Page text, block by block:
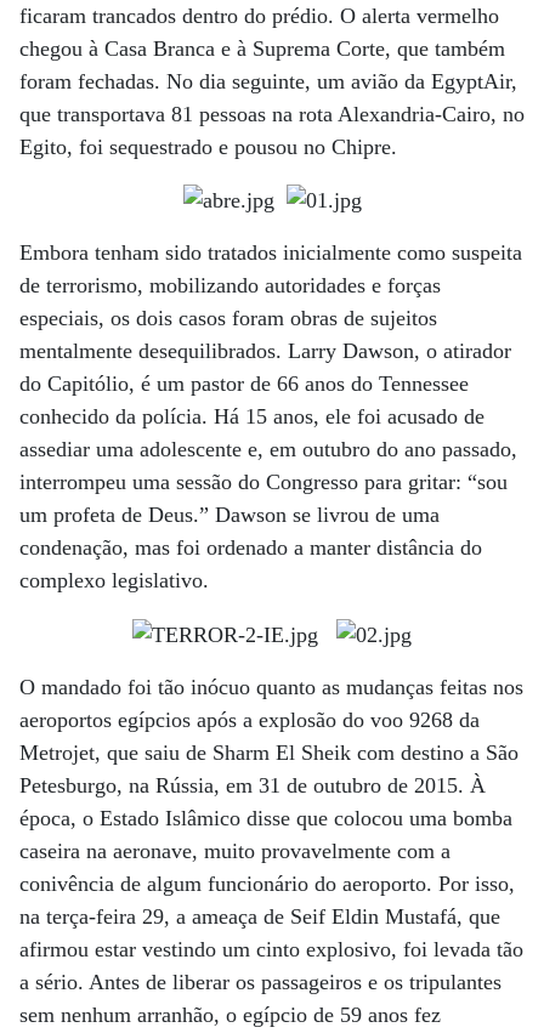
ficaram trancados dentro do prédio. O alerta vermelho
chegou à Casa Branca e à Suprema Corte, que também
foram fechadas. No dia seguinte, um avião da EgyptAir,
que transportava 81 pessoas na rota Alexandria-Cairo, no
Egito, foi sequestrado e pousou no Chipre.
Embora tenham sido tratados inicialmente como suspeita
de terrorismo, mobilizando autoridades e forças
especiais, os dois casos foram obras de sujeitos
mentalmente desequilibrados. Larry Dawson, o atirador
do Capitólio, é um pastor de 66 anos do Tennessee
conhecido da polícia. Há 15 anos, ele foi acusado de
assediar uma adolescente e, em outubro do ano passado,
interrompeu uma sessão do Congresso para gritar: “sou
um profeta de Deus.” Dawson se livrou de uma
condenação, mas foi ordenado a manter distância do
complexo legislativo.
O mandado foi tão inócuo quanto as mudanças feitas nos
aeroportos egípcios após a explosão do voo 9268 da
Metrojet, que saiu de Sharm El Sheik com destino a São
Petesburgo, na Rússia, em 31 de outubro de 2015. À
época, o Estado Islâmico disse que colocou uma bomba
caseira na aeronave, muito provavelmente com a
conivência de algum funcionário do aeroporto. Por isso,
na terça-feira 29, a ameaça de Seif Eldin Mustafá, que
afirmou estar vestindo um cinto explosivo, foi levada tão
a sério. Antes de liberar os passageiros e os tripulantes
sem nenhum arranhão, o egípcio de 59 anos fez